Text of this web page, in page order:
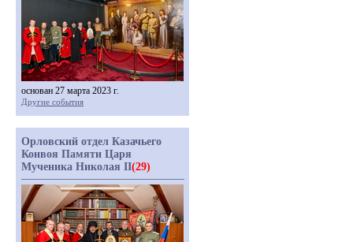
основан 27 марта 2023 г.
Другие события
Орловский отдел Казачьего
Конвоя Памяти Царя
Мученика Николая II(29)